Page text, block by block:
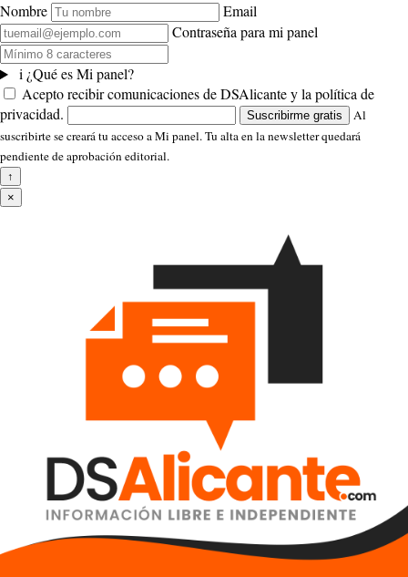
Nombre
Email
Contraseña para mi panel
i ¿Qué es Mi panel?
Acepto recibir comunicaciones de DSAlicante y la política de
privacidad.
Suscribirme gratis
Al
suscribirte se creará tu acceso a Mi panel. Tu alta en la newsletter quedará
pendiente de aprobación editorial.
↑
×